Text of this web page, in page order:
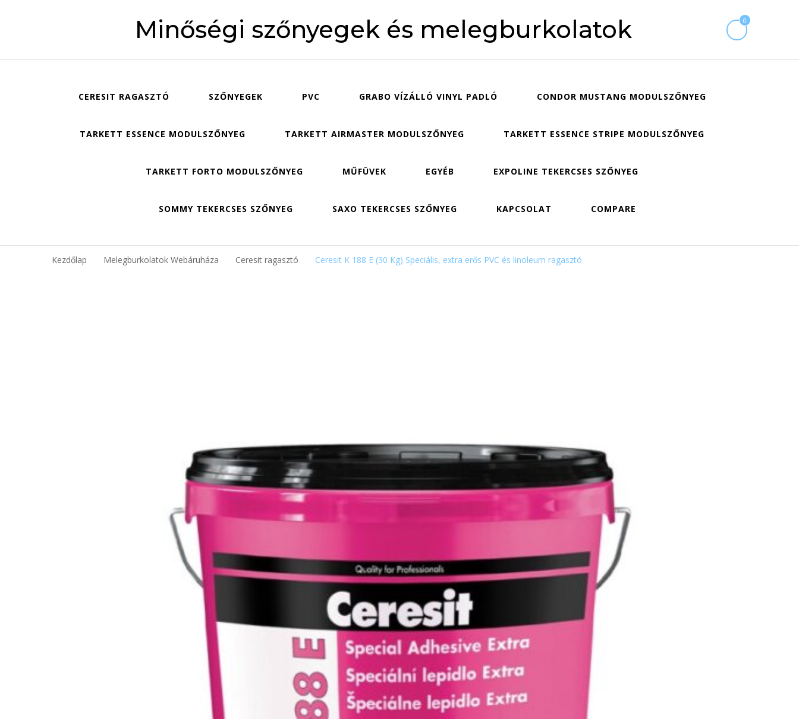
Minőségi szőnyegek és melegburkolatok 0
CERESIT RAGASZTÓ SZŐNYEGEK PVC GRABO VÍZÁLLÓ VINYL PADLÓ CONDOR MUSTANG MODULSZŐNYEG
TARKETT ESSENCE MODULSZŐNYEG TARKETT AIRMASTER MODULSZŐNYEG TARKETT ESSENCE STRIPE MODULSZŐNYEG
TARKETT FORTO MODULSZŐNYEG MŰFÜVEK EGYÉB EXPOLINE TEKERCSES SZŐNYEG
SOMMY TEKERCSES SZŐNYEG SAXO TEKERCSES SZŐNYEG KAPCSOLAT COMPARE
Kezdőlap Melegburkolatok Webáruháza Ceresit ragasztó Ceresit K 188 E (30 Kg) Speciális, extra erős PVC és linoleum ragasztó